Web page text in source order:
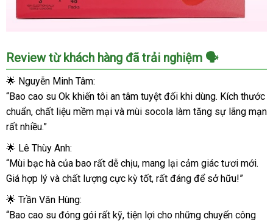
Bao
cao
su
Ok
toàn
chất
lượng
giá
tăng
khoái
cảm
Review từ khách hàng đã trải nghiệm 🗣️
🌟 Nguyễn Minh Tâm:
“Bao cao su Ok khiến tôi an tâm tuyệt đối khi dùng. Kích thước
chuẩn, chất liệu mềm mại và mùi socola làm tăng sự lãng mạn
rất nhiều.”
🌟 Lê Thùy Anh:
“Mùi bạc hà của bao rất dễ chịu, mang lại cảm giác tươi mới.
Giá hợp lý và chất lượng cực kỳ tốt, rất đáng để sở hữu!”
🌟 Trần Văn Hùng:
“Bao cao su đóng gói rất kỹ, tiện lợi cho những chuyến công